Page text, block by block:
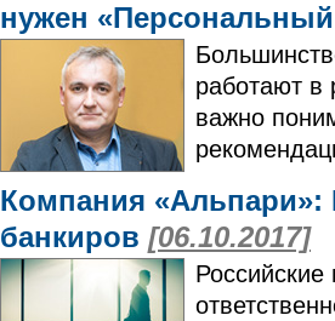
нужен
работают в
важно
Компания «Альпари»:
банкиров [06.10.2017]
Российские